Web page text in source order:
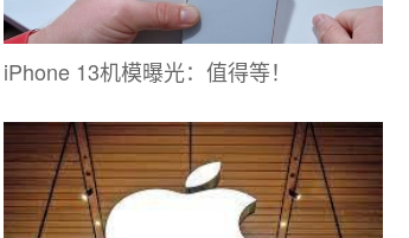
iPhone 13机模曝光：值得等！